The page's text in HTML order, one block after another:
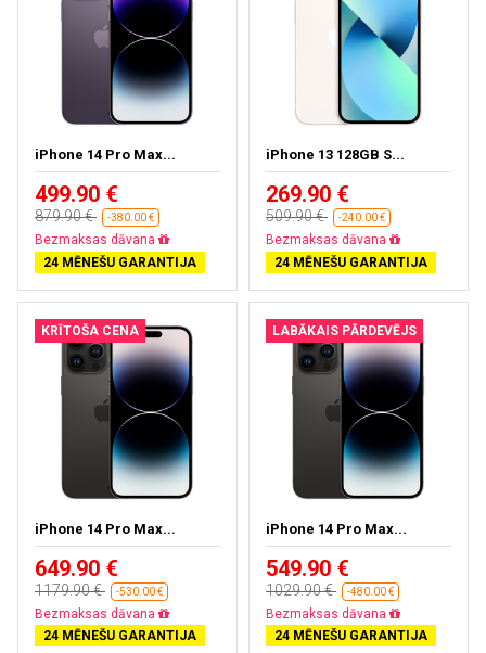
iPhone 14 Pro Max...
499.90 €
879.90 € -380.00 €
Bezmaksas piegāde
24 MĒNEŠU GARANTIJA
iPhone 13 128GB S...
269.90 €
509.90 € -240.00 €
Bezmaksas piegāde
24 MĒNEŠU GARANTIJA
KRĪTOŠA CENA
iPhone 14 Pro Max...
649.90 €
1179.90 € -530.00 €
Bezmaksas piegāde
24 MĒNEŠU GARANTIJA
LABĀKAIS PĀRDEVĒJS
iPhone 14 Pro Max...
549.90 €
1029.90 € -480.00 €
Bezmaksas piegāde
24 MĒNEŠU GARANTIJA